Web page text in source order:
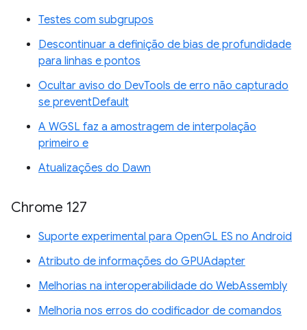
Testes com subgrupos
Descontinuar a definição de bias de profundidade
para linhas e pontos
Ocultar aviso do DevTools de erro não capturado
se preventDefault
A WGSL faz a amostragem de interpolação
primeiro e
Atualizações do Dawn
Chrome 127
Suporte experimental para OpenGL ES no Android
Atributo de informações do GPUAdapter
Melhorias na interoperabilidade do WebAssembly
Melhoria nos erros do codificador de comandos